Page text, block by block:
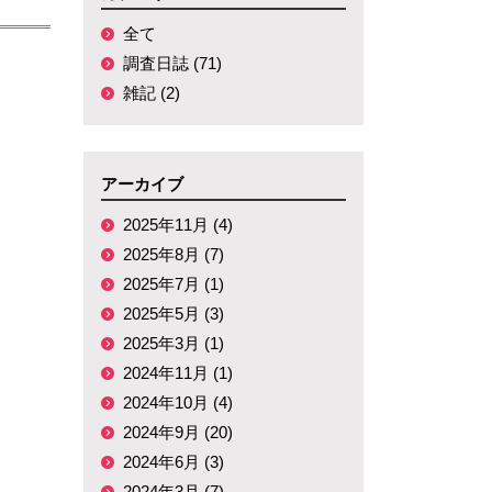
全て
調査日誌 (71)
雑記 (2)
アーカイブ
2025年11月 (4)
2025年8月 (7)
2025年7月 (1)
2025年5月 (3)
2025年3月 (1)
2024年11月 (1)
2024年10月 (4)
2024年9月 (20)
2024年6月 (3)